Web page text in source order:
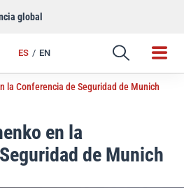
global
ES EN
Enlace
la Conferencia de Seguridad de Munich
en la
de Munich